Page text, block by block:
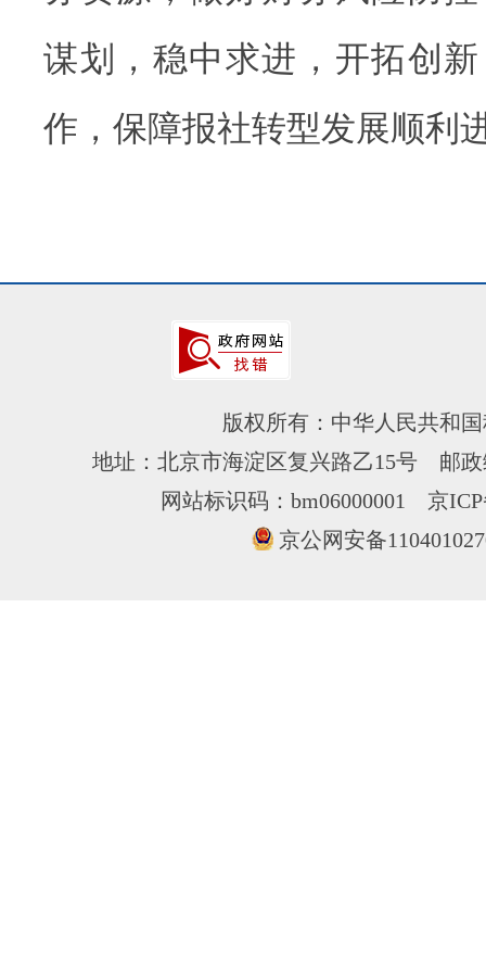
谋划，稳中求进，开拓创
作，保障报社转型发展顺利
版权所有：中华人民共和
地址：北京市海淀区复兴路乙15号 邮
网站标识码：bm06000001 京
京公网安备